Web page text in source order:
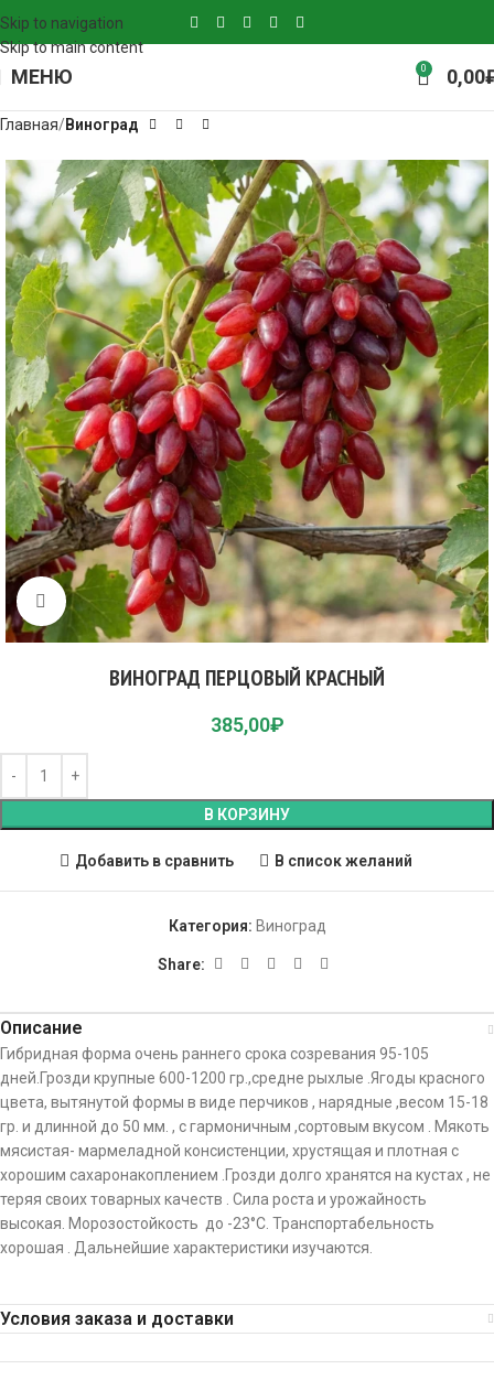
Skip to navigation
Skip to main content
МЕНЮ 0 0,00
Главная Виноград
Click to enlarge
ВИНОГРАД ПЕРЦОВЫЙ КРАСНЫЙ
385,00₽
В КОРЗИНУ
Добавить в сравнить В список желаний
Категория: Виноград
Share:
Описание
Гибридная форма очень раннего срока созревания 95-105
дней.Грозди крупные 600-1200 гр.,средне рыхлые .Ягоды красного
цвета, вытянутой формы в виде перчиков , нарядные ,весом 15-18
гр. и длинной до 50 мм. , с гармоничным ,сортовым вкусом . Мякоть
мясистая- мармеладной консистенции, хрустящая и плотная с
хорошим сахаронакоплением .Грозди долго хранятся на кустах , не
теряя своих товарных качеств . Сила роста и урожайность
высокая. Морозостойкость до -23°C. Транспортабельность
хорошая . Дальнейшие характеристики изучаются.
Условия заказа и доставки